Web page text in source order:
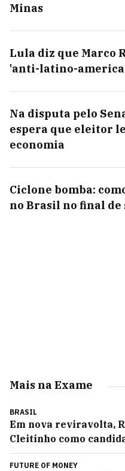
Minas
Lula diz que Marco
'anti-latino-
Na disputa pelo
espera que eleitor
economia
Ciclone bomba:
no Brasil no final de
Mais na Exame
BRASIL
Em nova reviravolta,
Cleitinho como
FUTURE OF MONEY